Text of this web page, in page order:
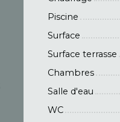
Piscine
Surface
Surface terrasse
Chambres
Salle d'eau
WC